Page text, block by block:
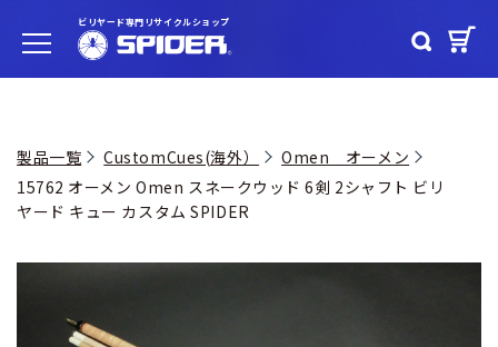
ビリヤード専門リサイクルショップ
製品一覧 CustomCues(海外）
Omen オーメン
15762 オーメン Omen スネークウッド 6剣 2シャフト ビリ
ヤード キュー カスタム SPIDER